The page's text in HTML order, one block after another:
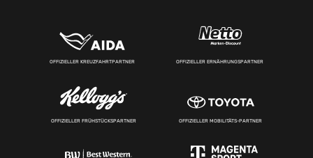
OFFIZIELLER KREUZFAHRTPARTNER OFFIZIELLER ERNÄHRUNGSPARTNER
OFFIZIELLER FRÜHSTÜCKSPARTNER OFFIZIELLER MOBILITÄTS-PARTNER